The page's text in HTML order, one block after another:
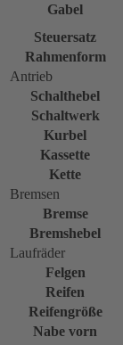
Gabel
Steuersatz
Rahmenform
Antrieb
Schalthebel
Schaltwerk
Kurbel
Kassette
Kette
Bremsen
Bremse
Bremshebel
Laufräder
Felgen
Reifen
Reifengröße
Nabe vorn